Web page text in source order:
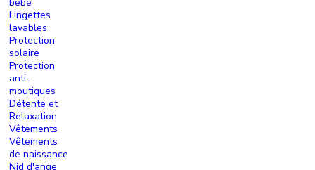
Lingettes
lavables
Protection
solaire
Protection
anti-
moutiques
Détente et
Relaxation
Vêtements
Vêtements
de naissance
Nid d'ange